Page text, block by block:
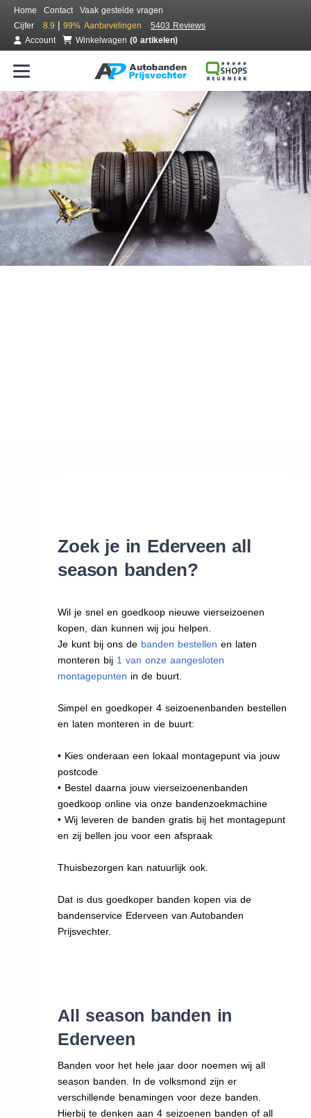
Home Contact
Vaak gestelde vragen
Cijfer
8.9 | 99% Aanbevelingen
5403 Reviews
Account
Winkelwagen (0 artikelen)
Bestel voordelig all season banden
Gratis bezorgd of montage bij jou in de buurt
Seizoen:
Merken:
Zoek je in Ederveen all
season banden?
Wil je snel en goedkoop nieuwe vierseizoenen
kopen, dan kunnen wij jou helpen.
Je kunt bij ons de banden bestellen en laten
monteren bij 1 van onze aangesloten
montagepunten in de buurt.
Simpel en goedkoper 4 seizoenenbanden bestellen
en laten monteren in de buurt:
• Kies onderaan een lokaal montagepunt via jouw
postcode
• Bestel daarna jouw vierseizoenenbanden
goedkoop online via onze bandenzoekmachine
• Wij leveren de banden gratis bij het montagepunt
en zij bellen jou voor een afspraak
Thuisbezorgen kan natuurlijk ook.
Dat is dus goedkoper banden kopen via de
bandenservice Ederveen van Autobanden
Prijsvechter.
All season banden in
Ederveen
Banden voor het hele jaar door noemen wij all
season banden. In de volksmond zijn er
verschillende benamingen voor deze banden.
Hierbij te denken aan 4 seizoenen banden of all